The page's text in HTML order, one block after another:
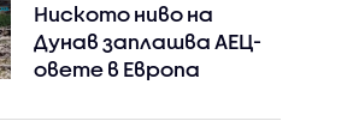
Ниското ниво на
Дунав заплашва АЕЦ-
овете в Европа